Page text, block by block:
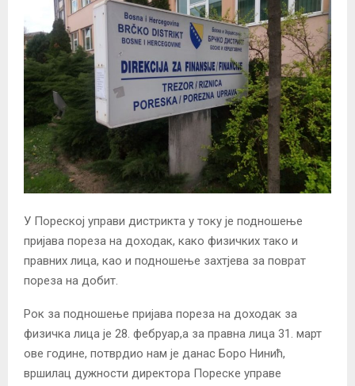
У Пореској управи дистрикта у току је подношење
пријава пореза на доходак, како физичких тако и
правних лица, као и подношење захтјева за поврат
пореза на добит.
Рок за подношење пријава пореза на доходак за
физичка лица је 28. фебруар,а за правна лица 31. март
ове године, потврдио нам је данас Боро Нинић,
вршилац дужности директора Пореске управе